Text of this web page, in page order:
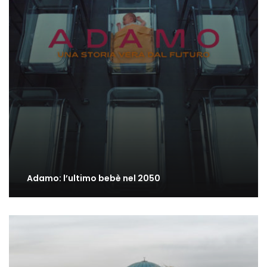
Adamo: l’ultimo bebè nel 2050